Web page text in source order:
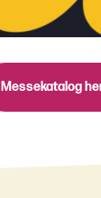
Messekatalog